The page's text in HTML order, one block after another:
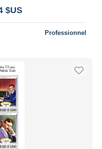
$US
Professionnel